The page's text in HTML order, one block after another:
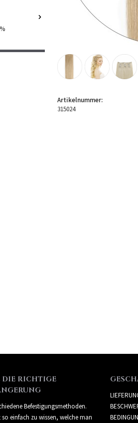
Artikelnummer:
315024
DIE RICHTIGE
Befestigungsmethoden.
so einfach zu wissen, welche man